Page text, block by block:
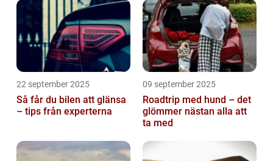
22 september 2025
Så får du bilen att glänsa
– tips från experterna
09 september 2025
Roadtrip med hund – det
glömmer nästan alla att
ta med